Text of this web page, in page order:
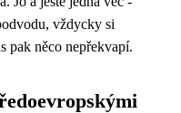
vždycky si
pak něco nepřekvapí.